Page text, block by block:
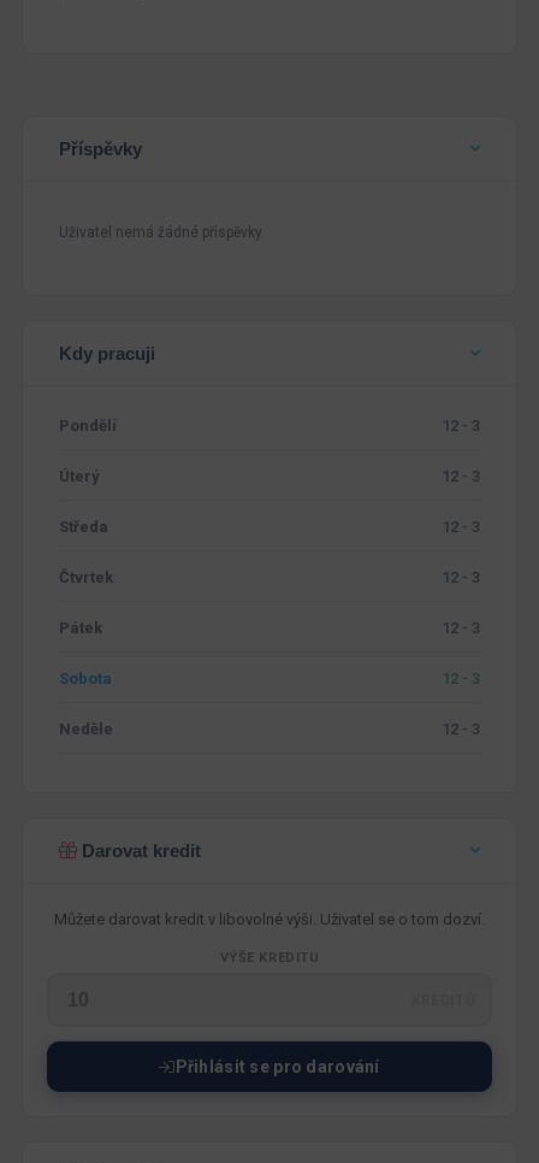
Příspěvky
Uživatel nemá žádné příspěvky
Kdy pracuji
Pondělí 12 - 3
Úterý 12 - 3
Středa 12 - 3
Čtvrtek 12 - 3
Pátek 12 - 3
Sobota 12 - 3
Neděle 12 - 3
Darovat kredit
Můžete darovat kredit v libovolné výši. Uživatel se o tom dozví.
VÝŠE KREDITU
Přihlásit se pro darování